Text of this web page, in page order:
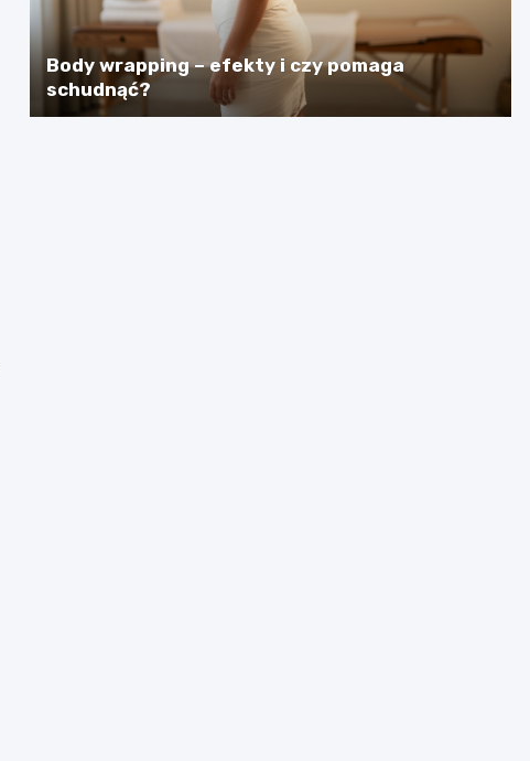
Body wrapping – efekty i czy pomaga
schudnąć?